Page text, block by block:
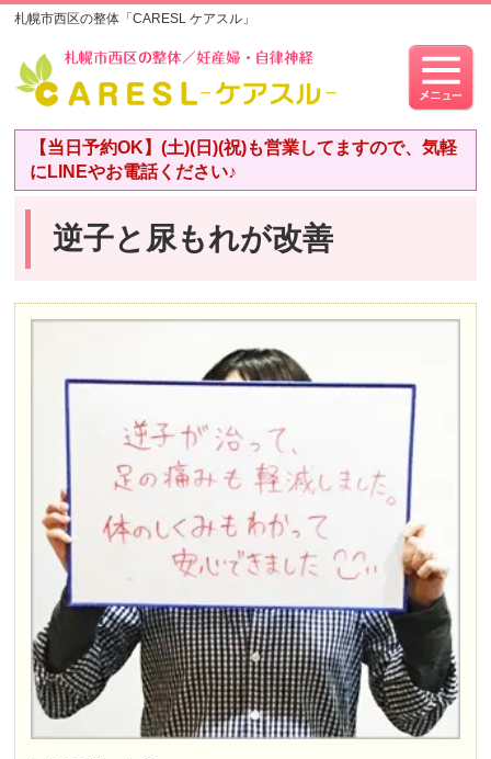
札幌市西区の整体「CARESL ケアスル」
【当日予約OK】(土)(日)(祝)も営業してますので、気軽
にLINEやお電話ください♪
逆子と尿もれが改善